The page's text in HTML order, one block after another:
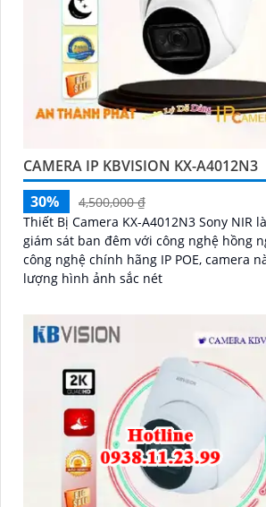
CAMERA IP KBVISION KX-A4012N3
30%
4,500,000 ₫
Thiết Bị Camera KX-A4012N3 Sony NIR
giám sát ban đêm với công nghệ hồng
công nghệ chính hãng IP POE, camera
lượng hình ảnh sắc nét